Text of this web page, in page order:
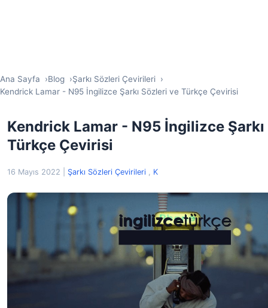
Ana Sayfa Blog
Şarkı Sözleri Çevirileri
Kendrick Lamar - N95 İngilizce Şarkı Sözleri ve Türkçe Çevirisi
Kendrick Lamar - N95 İngilizce
Türkçe Çevirisi
16 Mayıs 2022 Şarkı Sözleri Çevirileri , K